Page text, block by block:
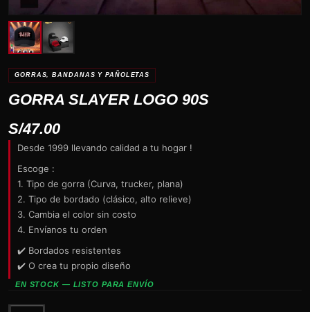
GORRAS, BANDANAS Y PAÑOLETAS
GORRA SLAYER LOGO 90S
S/47.00
Desde 1999 llevando calidad a tu hogar !
Escoge :
1. Tipo de gorra (Curva, trucker, plana)
2. Tipo de bordado (clásico, alto relieve)
3. Cambia el color sin costo
4. Envíanos tu orden
✔️ Bordados resistentes
✔️ O crea tu propio diseño
EN STOCK — LISTO PARA ENVÍO